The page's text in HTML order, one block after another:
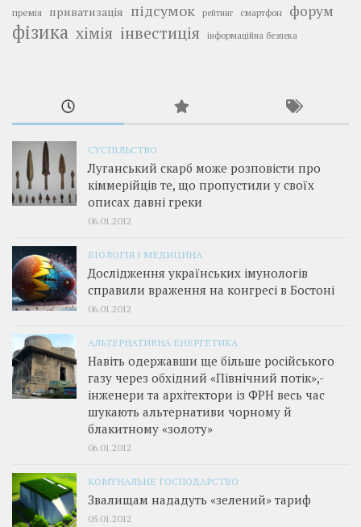
премія приватизація підсумок рейтинг смартфон форум
фізика хімія інвестиція інформаційна безпека
СУСПІЛЬСТВО
Луганський скарб може розповісти про
кіммерійців те, що пропустили у своїх
описах давні греки
06.01.2012
БІОЛОГІЯ І МЕДИЦИНА
Дослідження українських імунологів
справили враження на конгресі в Бостоні
06.01.2012
АЛЬТЕРНАТИВНА ЕНЕРГЕТИКА
Навіть одержавши ще більше російського
газу через обхідний «Північний потік»,­
інженери та архітектори із ФРН весь час
шукають альтернативи чорному й
блакитному «золоту»
06.01.2012
КОМУНАЛЬНЕ ГОСПОДАРСТВО
Звалищам нададуть «зелений» тариф
05.01.2012